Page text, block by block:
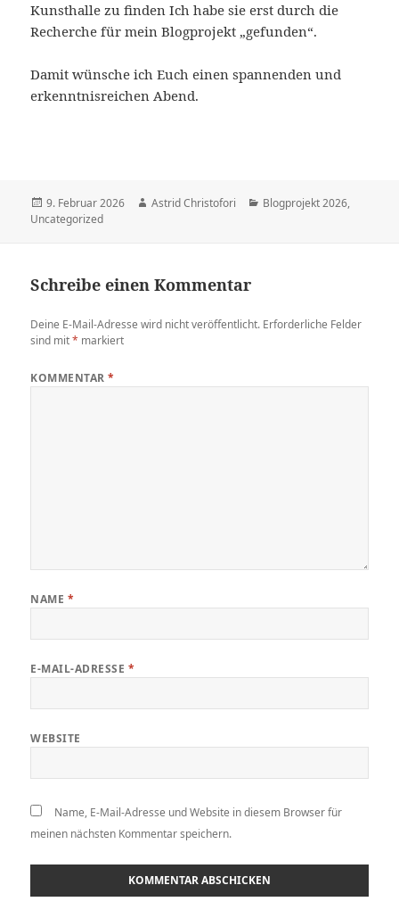
Kunsthalle zu finden Ich habe sie erst durch die
Recherche für mein Blogprojekt „gefunden“.
Damit wünsche ich Euch einen spannenden und
erkenntnisreichen Abend.
Veröffentlicht
am
9. Februar 2026 Autor
Astrid Christofori Kategorien
Blogprojekt 2026,
Uncategorized
Schreibe einen Kommentar
Deine E-Mail-Adresse wird nicht veröffentlicht. Erforderliche Felder
sind mit* markiert
KOMMENTAR*
NAME *
E-MAIL-ADRESSE *
WEBSITE
Name, E-Mail-Adresse und Website in diesem Browser für
meinen nächsten Kommentar speichern.